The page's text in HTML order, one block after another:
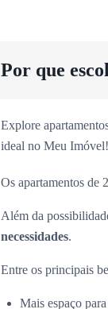
Por que
Explore
ideal no Meu Imóvel!
Os apartamentos de
Além da
necessidades.
Entre os principais
Mais espaço